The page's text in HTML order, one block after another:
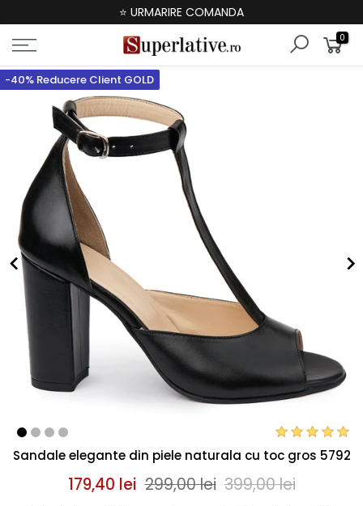
⭐ URMARIRE COMANDA
0
-40% Reducere Client GOLD
Sandale elegante din piele naturala cu toc gros 5792
179,40 lei 299,00 lei 399,00 lei